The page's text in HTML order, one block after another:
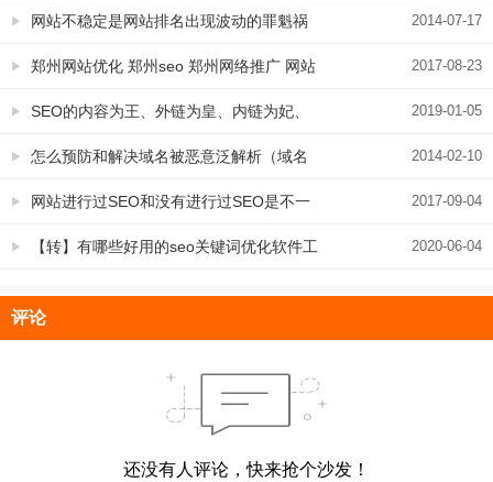
2014-07-17
网站不稳定是网站排名出现波动的罪魁祸
首 2017-08-23
郑州网站优化 郑州seo 郑州网络推广 网站
优化 四个关键词的指数看你的真实流量 2019-01-05
SEO的内容为王、外链为皇、内链为妃、
代码为将、关键词为相、结构为城、更新
为太子
2014-02-10
怎么预防和解决域名被恶意泛解析（域名
被黑）的问题 2017-09-04
网站进行过SEO和没有进行过SEO是不一
样的 2020-06-04
【转】有哪些好用的seo关键词优化软件工
评论
还没有人评论，快来抢个沙发！